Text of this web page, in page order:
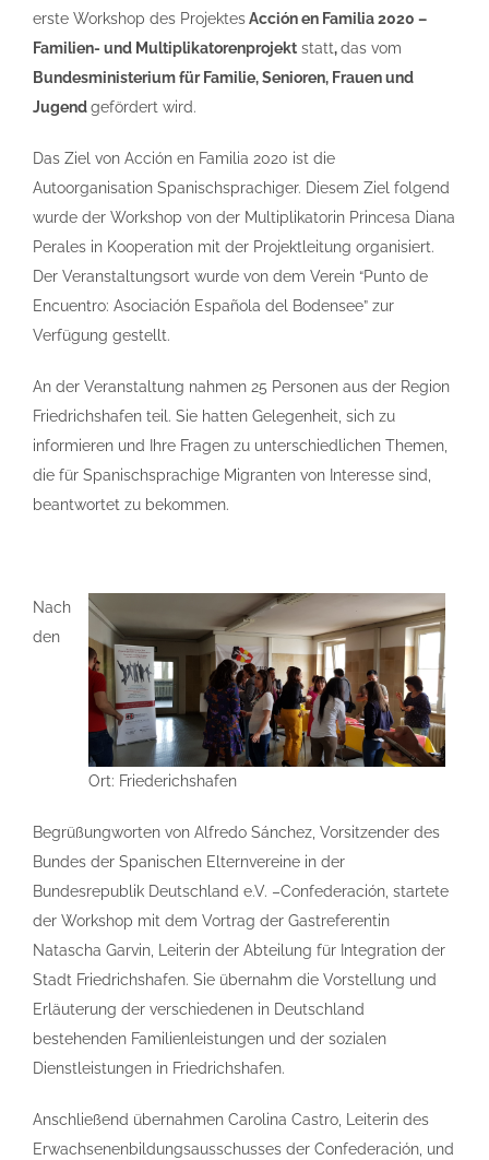
erste Workshop des ProjektesAcción en Familia 2020 –
Familien- und Multiplikatorenprojekt statt,das vom
Bundesministerium für Familie, Senioren, Frauen und
Jugendgefördert wird.
Das Ziel von Acción en Familia 2020 ist die
Autoorganisation Spanischsprachiger. Diesem Ziel folgend
wurde der Workshop von der Multiplikatorin Princesa Diana
Perales in Kooperation mit der Projektleitung organisiert.
Der Veranstaltungsort wurde von dem Verein “Punto de
Encuentro: Asociación Española del Bodensee” zur
Verfügung gestellt.
An der Veranstaltung nahmen 25 Personen aus der Region
Friedrichshafen teil. Sie hatten Gelegenheit, sich zu
informieren und Ihre Fragen zu unterschiedlichen Themen,
die für Spanischsprachige Migranten von Interesse sind,
beantwortet zu bekommen.
Ort: Friederichshafen
Nach
den
Begrüßungworten von Alfredo Sánchez, Vorsitzender des
Bundes der Spanischen Elternvereine in der
Bundesrepublik Deutschland e.V. –Confederación, startete
der Workshop mit dem Vortrag der Gastreferentin
Natascha Garvin, Leiterin der Abteilung für Integration der
Stadt Friedrichshafen. Sie übernahm die Vorstellung und
Erläuterung der verschiedenen in Deutschland
bestehenden Familienleistungen und der sozialen
Dienstleistungen in Friedrichshafen.
Anschließend übernahmen Carolina Castro, Leiterin des
Erwachsenen­bildungs­ausschusses der Confederación, und